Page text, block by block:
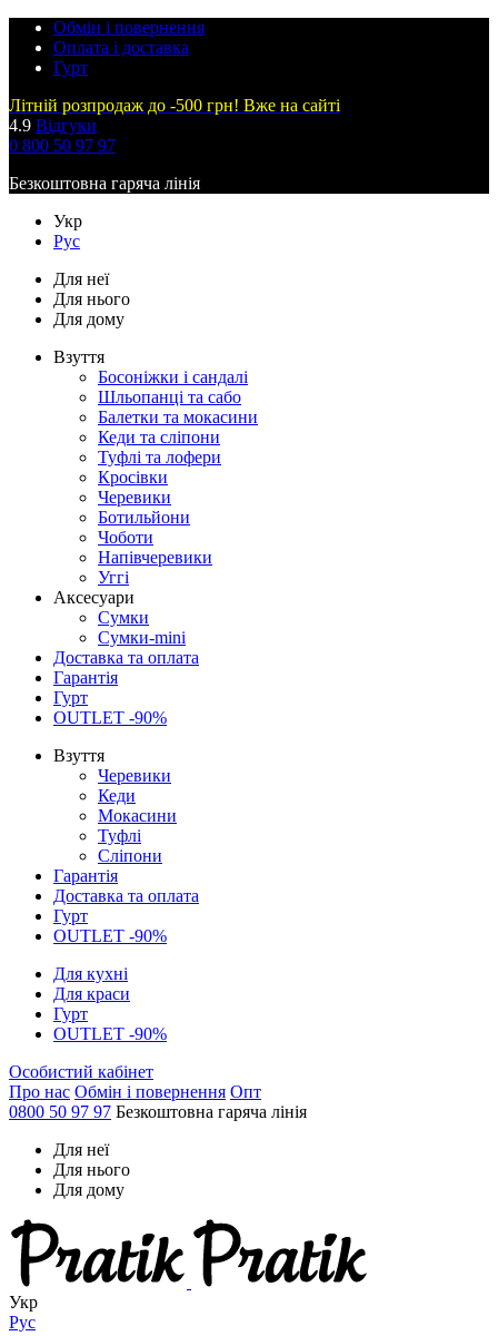
Обмін і повернення
Оплата і доставка
Гурт
Літній розпродаж до -500 грн! Вже на сайті
4.9 Відгуки
0 800 50 97 97
Безкоштовна гаряча лінія
Укр
Рус
Для неї
Для нього
Для дому
Взуття
Босоніжки і сандалі
Шльопанці та сабо
Балетки та мокасини
Кеди та сліпони
Туфлі та лофери
Кросівки
Черевики
Ботильйони
Чоботи
Напівчеревики
Уггі
Аксесуари
Сумки
Сумки-mini
Доставка та оплата
Гарантія
Гурт
OUTLET -90%
Взуття
Черевики
Кеди
Мокасини
Туфлі
Сліпони
Гарантія
Доставка та оплата
Гурт
OUTLET -90%
Для кухні
Для краси
Гурт
OUTLET -90%
Особистий кабінет
Про нас Обмін і повернення Опт
0800 50 97 97 Безкоштовна гаряча лінія
Для неї
Для нього
Для дому
Укр
Рус